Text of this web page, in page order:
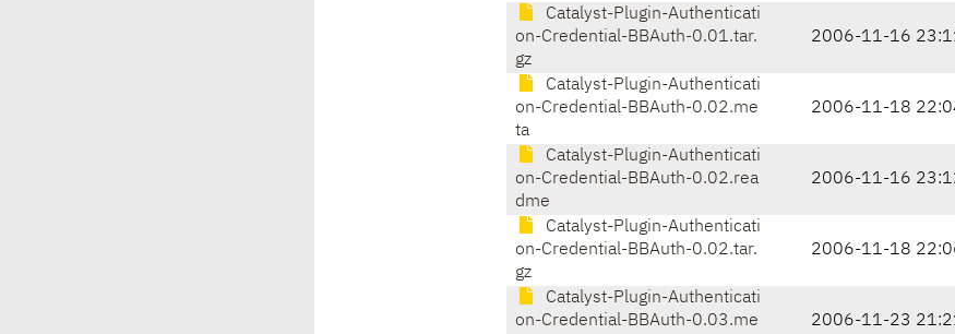
Catalyst-Plugin-Authenticati
on-Credential-BBAuth-0.01.tar.
gz
2006-11-16
Catalyst-Plugin-Authenticati
on-Credential-BBAuth-0.02.me
ta
2006-11-18
Catalyst-Plugin-Authenticati
on-Credential-BBAuth-0.02.rea
dme
2006-11-16
Catalyst-Plugin-Authenticati
on-Credential-BBAuth-0.02.tar.
gz
2006-11-18
Catalyst-Plugin-Authenticati
on-Credential-BBAuth-0.03.me
2006-11-23